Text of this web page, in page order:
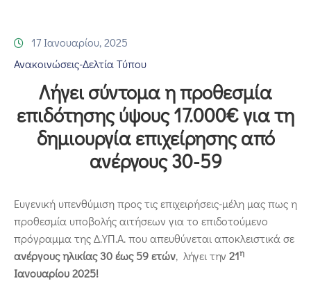
Επικοινωνία
17 Ιανουαρίου, 2025
Ανακοινώσεις-Δελτία Τύπου
Λήγει σύντομα η προθεσμία
επιδότησης ύψους 17.000€ για τη
δημιουργία επιχείρησης από
ανέργους 30-59
Ευγενική υπενθύμιση προς τις επιχειρήσεις-μέλη μας πως η
προθεσμία υποβολής αιτήσεων για το επιδοτούμενο
πρόγραμμα της Δ.ΥΠ.Α. που απευθύνεται αποκλειστικά σε
ανέργους ηλικίας 30 έως 59 ετών, λήγει την 21η
Ιανουαρίου 2025!